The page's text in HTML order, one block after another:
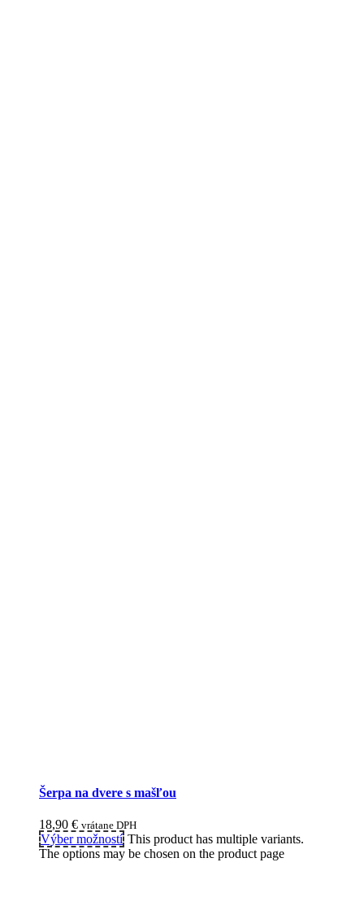
Šerpa na dvere s mašľou
18,90 € vrátane DPH
Výber možností This product has multiple variants.
The options may be chosen on the product page